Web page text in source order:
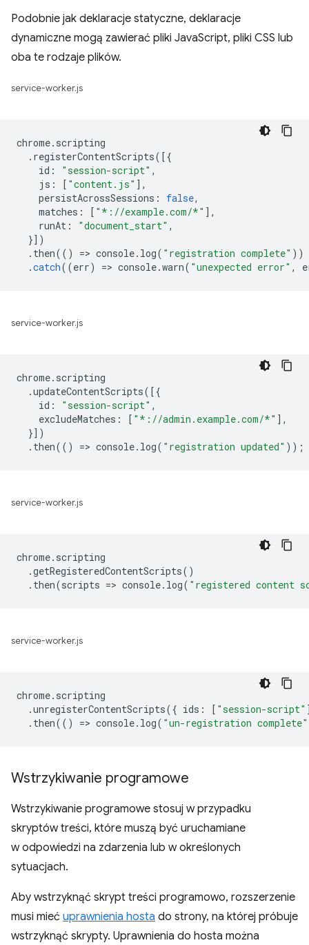
Podobnie jak deklaracje statyczne, deklaracje
dynamiczne mogą zawierać pliki JavaScript, pliki CSS lub
oba te rodzaje plików.
service-worker.js
chrome. scripting
. registerContentScripts([{
id : "session-script" ,
js : [ "content.js" ],
persistAcrossSessions : false,
matches : [ "*://example.com/*" ],
runAt : "document_start" ,
}])
. then(() => console. log( "registration complete" ))
.catch((err) => console.warn( "unexpected error" ,
service-worker.js
chrome. scripting
.updateContentScripts([{
id : "session-script" ,
excludeMatches : [ "*://admin.example.com/*" ],
}])
. then(() => console. log( "registration updated" ));
service-worker.js
chrome. scripting
.getRegisteredContentScripts()
. then(scripts => console. log( "registered content
service-worker.js
chrome. scripting
.unregisterContentScripts({ ids : [ "session-script"
. then(() => console. log( "un-registration complete"
Wstrzykiwanie programowe
Wstrzykiwanie programowe stosuj w przypadku
skryptów treści, które muszą być uruchamiane
w odpowiedzi na zdarzenia lub w określonych
sytuacjach.
Aby wstrzyknąć skrypt treści programowo, rozszerzenie
musi mieć uprawnienia hosta do strony, na której próbuje
wstrzyknąć skrypty. Uprawnienia do hosta można